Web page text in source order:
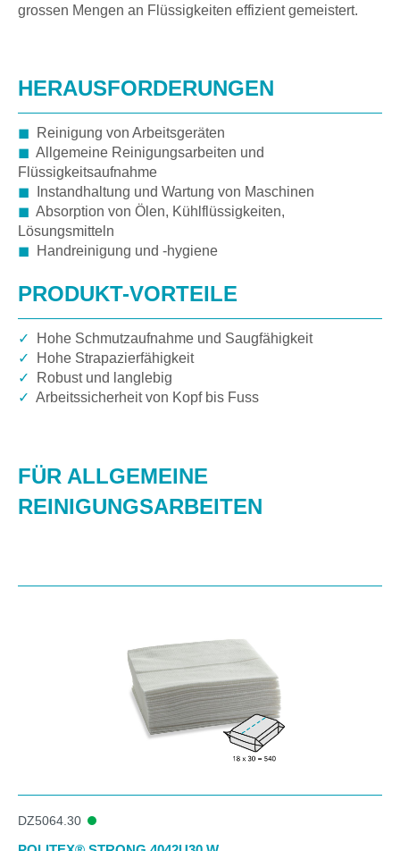
grossen Mengen an Flüssigkeiten effizient gemeistert.
HERAUSFORDERUNGEN
◼
Reinigung von Arbeitsgeräten
◼ Allgemeine Reinigungsarbeiten und
Flüssigkeitsaufnahme
◼
Instandhaltung und Wartung von Maschinen
◼ Absorption von Ölen, Kühlflüssigkeiten,
Lösungsmitteln
◼
Handreinigung und -hygiene
PRODUKT-VORTEILE
✓
Hohe Schmutzaufnahme und Saugfähigkeit
✓
Hohe Strapazierfähigkeit
✓
Robust und langlebig
✓ Arbeitssicherheit von Kopf bis Fuss
FÜR ALLGEMEINE
REINIGUNGSARBEITEN
DZ5064.30